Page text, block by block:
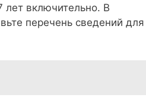
лет включительно. В
перечень сведений для